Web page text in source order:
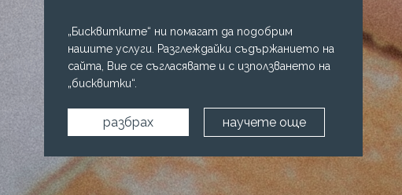
„Бисквитките“ ни помагат да подобрим
нашите услуги. Разглеждайки съдържанието на
сайта, Вие се съгласявате и с използването на
„бисквитки“.
разбрах научете още